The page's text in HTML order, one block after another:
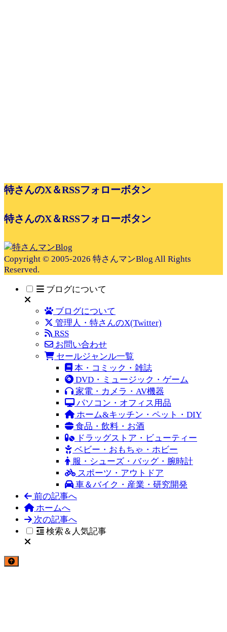
特さんのX＆RSSフォローボタン
特さんのX＆RSSフォローボタン
Copyright © 2005-2026 特さんマンBlog All Rights
Reserved.
ブログについて
ブログについて
管理人・特さんのX(Twitter)
RSS
お問い合わせ
セールジャンル一覧
本・コミック・雑誌
DVD・ミュージック・ゲーム
家電・カメラ・AV機器
パソコン・オフィス用品
ホーム&キッチン・ペット・DIY
食品・飲料・お酒
ドラッグストア・ビューティー
ベビー・おもちゃ・ホビー
服・シューズ・バッグ・腕時計
スポーツ・アウトドア
車＆バイク・産業・研究開発
前の記事へ
ホームへ
次の記事へ
検索＆人気記事